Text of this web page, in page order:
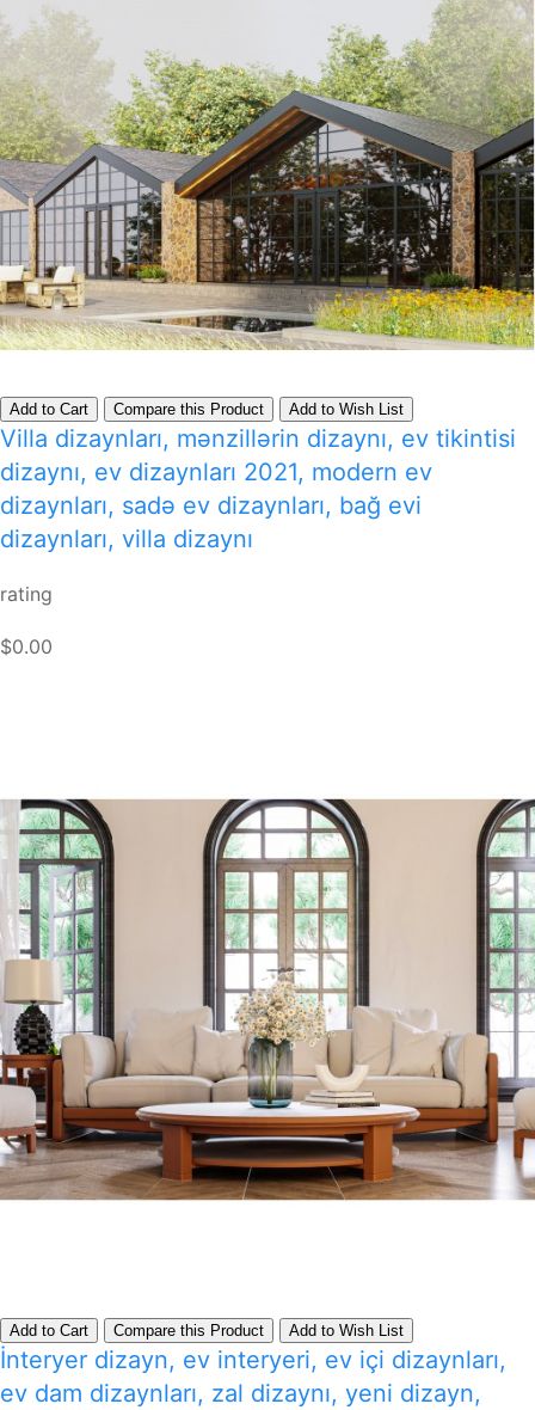
Add to Cart Compare this Product Add to Wish List
Villa dizaynları, mənzillərin dizaynı, ev tikintisi
dizaynı, ev dizaynları 2021, modern ev
dizaynları, sadə ev dizaynları, bağ evi
dizaynları, villa dizaynı
rating
$0.00
Add to Cart Compare this Product Add to Wish List
İnteryer dizayn, ev interyeri, ev içi dizaynları,
ev dam dizaynları, zal dizaynı, yeni dizayn,